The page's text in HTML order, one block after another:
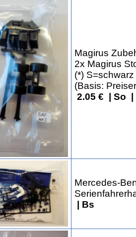
Magirus
2x Magirus
(*)
(Basis:
2.05 € | So
Mercedes-
| Bs